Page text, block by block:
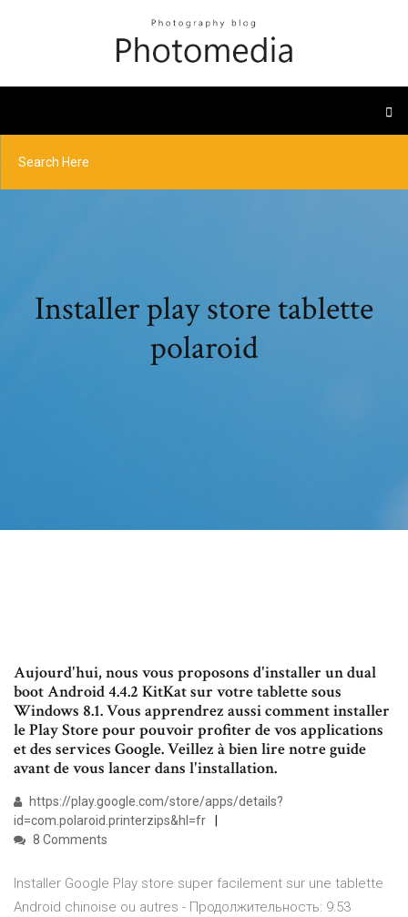
Installer play store tablette
polaroid
Aujourd'hui, nous vous proposons d'installer un dual
boot Android 4.4.2 KitKat sur votre tablette sous
Windows 8.1. Vous apprendrez aussi comment installer
le Play Store pour pouvoir profiter de vos applications
et des services Google. Veillez à bien lire notre guide
avant de vous lancer dans l'installation.
https://play.google.com/store/apps/details?
id=com.polaroid.printerzips&hl=fr
8 Comments
Installer Google Play store super facilement sur une tablette
Android chinoise ou autres - Продолжительность: 9:53